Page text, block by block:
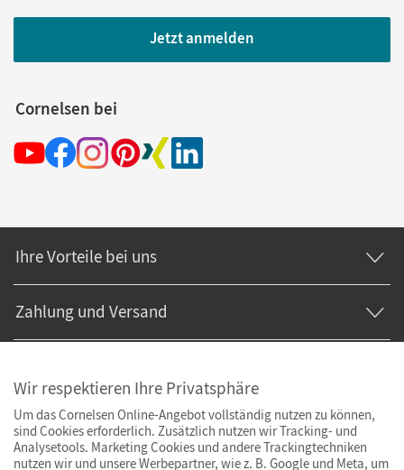
Jetzt anmelden
Cornelsen bei
Ihre Vorteile bei uns
Zahlung und Versand
Wir respektieren Ihre Privatsphäre
Um das Cornelsen Online-Angebot vollständig nutzen zu können,
sind Cookies erforderlich. Zusätzlich nutzen wir Tracking- und
Analysetools. Marketing Cookies und andere Trackingtechniken
nutzen wir und unsere Werbepartner, wie z. B. Google und Meta, um